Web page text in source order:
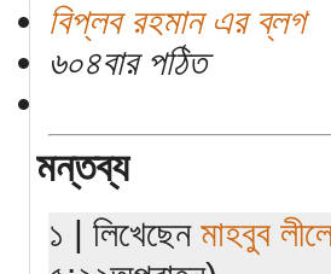
বিপ্লব রহমান এর ব্লগ
৬০৪বার পঠিত
মন্তব্য
১ | লিখেছেন মাহবুব